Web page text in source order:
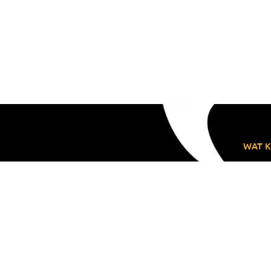
WAT